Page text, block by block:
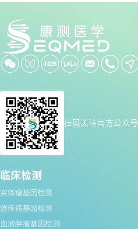
扫码关注官方公众号
临床检测
实体瘤基因检测
遗传病基因检测
血液肿瘤基因检测